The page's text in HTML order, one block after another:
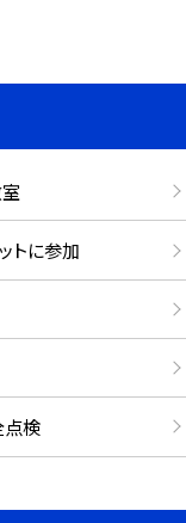
トに参加
点検